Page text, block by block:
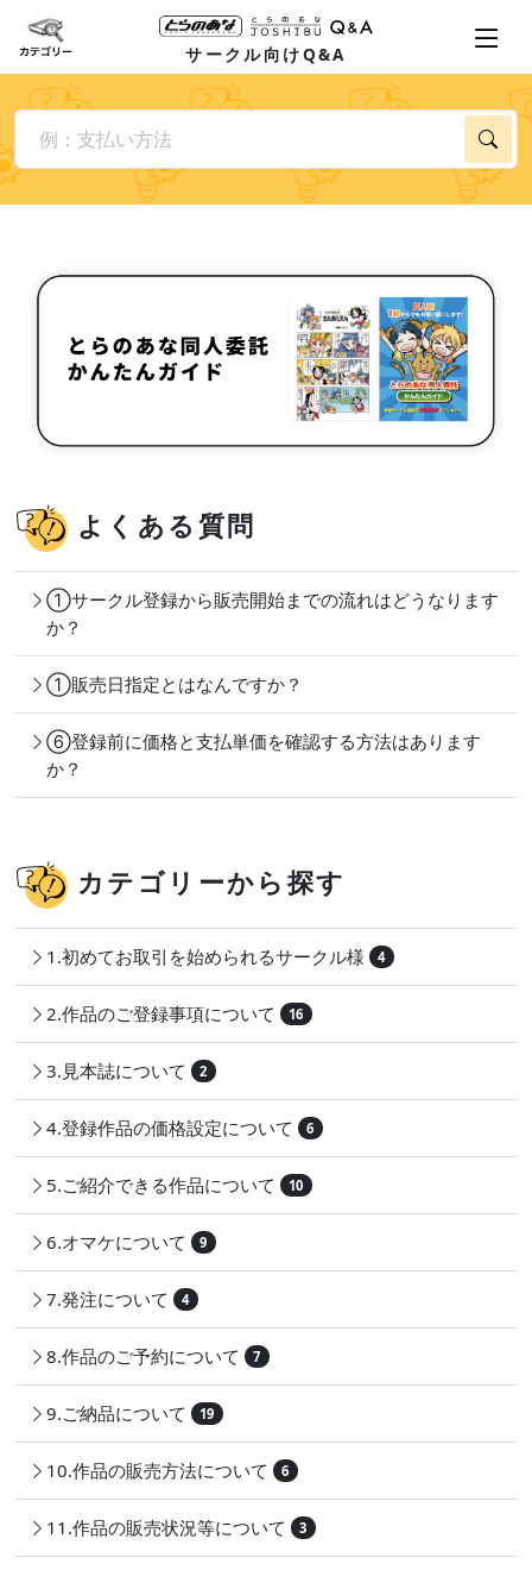
サークル向けQ&A
よくある質問
①サークル登録から販売開始までの流れはどうなります
か？
①販売日指定とはなんですか？
⑥登録前に価格と支払単価を確認する方法はあります
か？
カテゴリーから探す
1.初めてお取引を始められるサークル様 4
2.作品のご登録事項について 16
3.見本誌について 2
4.登録作品の価格設定について 6
5.ご紹介できる作品について 10
6.オマケについて 9
7.発注について 4
8.作品のご予約について 7
9.ご納品について 19
10.作品の販売方法について 6
11.作品の販売状況等について 3